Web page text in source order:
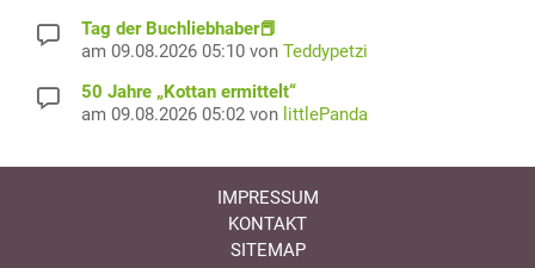
Tag der Buchliebhaber📕
am 09.08.2026 05:10 von Teddypetzi
50 Jahre „Kottan ermittelt“
am 09.08.2026 05:02 von littlePanda
IMPRESSUM
KONTAKT
SITEMAP